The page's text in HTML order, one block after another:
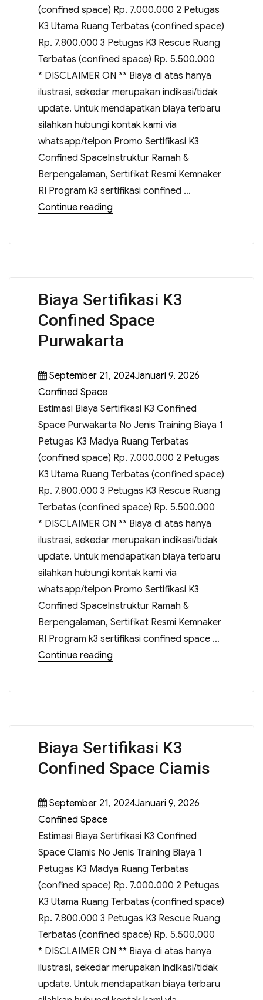
(confined space) Rp. 7.000.000 2 Petugas
K3 Utama Ruang Terbatas (confined space)
Rp. 7.800.000 3 Petugas K3 Rescue Ruang
Terbatas (confined space) Rp. 5.500.000
* DISCLAIMER ON ** Biaya di atas hanya
ilustrasi, sekedar merupakan indikasi/tidak
update. Untuk mendapatkan biaya terbaru
silahkan hubungi kontak kami via
whatsapp/telpon Promo Sertifikasi K3
Confined SpaceInstruktur Ramah &
Berpengalaman, Sertifikat Resmi Kemnaker
RI Program k3 sertifikasi confined …
Continue reading
Biaya Sertifikasi K3
Confined Space
Purwakarta
September 21, 2024Januari 9, 2026
Confined Space
Estimasi Biaya Sertifikasi K3 Confined
Space Purwakarta No Jenis Training Biaya 1
Petugas K3 Madya Ruang Terbatas
(confined space) Rp. 7.000.000 2 Petugas
K3 Utama Ruang Terbatas (confined space)
Rp. 7.800.000 3 Petugas K3 Rescue Ruang
Terbatas (confined space) Rp. 5.500.000
* DISCLAIMER ON ** Biaya di atas hanya
ilustrasi, sekedar merupakan indikasi/tidak
update. Untuk mendapatkan biaya terbaru
silahkan hubungi kontak kami via
whatsapp/telpon Promo Sertifikasi K3
Confined SpaceInstruktur Ramah &
Berpengalaman, Sertifikat Resmi Kemnaker
RI Program k3 sertifikasi confined space …
Continue reading
Biaya Sertifikasi K3
Confined Space Ciamis
September 21, 2024Januari 9, 2026
Confined Space
Estimasi Biaya Sertifikasi K3 Confined
Space Ciamis No Jenis Training Biaya 1
Petugas K3 Madya Ruang Terbatas
(confined space) Rp. 7.000.000 2 Petugas
K3 Utama Ruang Terbatas (confined space)
Rp. 7.800.000 3 Petugas K3 Rescue Ruang
Terbatas (confined space) Rp. 5.500.000
* DISCLAIMER ON ** Biaya di atas hanya
ilustrasi, sekedar merupakan indikasi/tidak
update. Untuk mendapatkan biaya terbaru